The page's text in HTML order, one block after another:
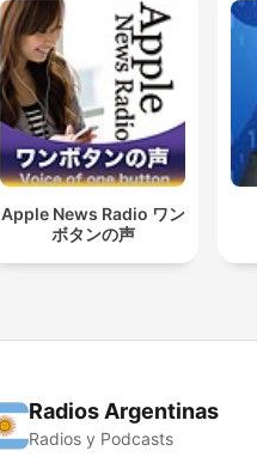
Apple News Radio ワン
ボタンの声
Radios Argentinas
Radios y Podcasts